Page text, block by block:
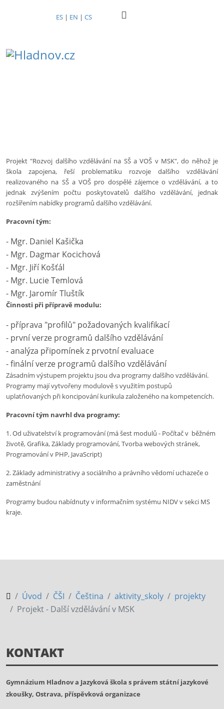
ES | EN | CS
Projekt "Rozvoj dalšího vzdělávání na SŠ a VOŠ v MSK", do něhož je
škola zapojena, řeší problematiku rozvoje dalšího vzdělávání
realizovaného na SŠ a VOŠ pro dospělé zájemce o vzdělávání, a to
jednak zvýšením počtu poskytovatelů dalšího vzdělávání, jednak
rozšířením nabídky programů dalšího vzdělávání.
Pracovní tým:
- Mgr. Daniel Kašička
- Mgr. Dagmar Kocichová
- Mgr. Jiří Košťál
- Mgr. Lucie Temlová
- Mgr. Jaromír Tluštík
Činnosti při přípravě modulu:
- příprava "profilů" požadovaných kvalifikací
- první verze programů dalšího vzdělávání
- analýza připomínek z prvotní evaluace
- finální verze programů dalšího vzdělávání
Zásadním výstupem projektu jsou dva programy dalšího vzdělávání.
Programy mají vytvořeny modulově s využitím postupů
uplatňovaných při koncipování kurikula založeného na kompetencích.
Pracovní tým navrhl dva programy:
1. Od uživatelství k programování (má šest modulů - Počítač v běžném
životě, Grafika, Základy programování, Tvorba webových stránek,
Programování v PHP, JavaScript)
2. Základy administrativy a sociálního a právního vědomí uchazeče o
zaměstnání
Programy budou nabídnuty v informačním systému NIDV v sekci MS
kraje.
Úvod ČŠI Čeština aktivity_skoly
projekty
Projekt - Další vzdělávání v MSK
KONTAKT
Gymnázium Hladnov a Jazyková škola s právem státní jazykové
zkoušky, Ostrava, příspěvková organizace